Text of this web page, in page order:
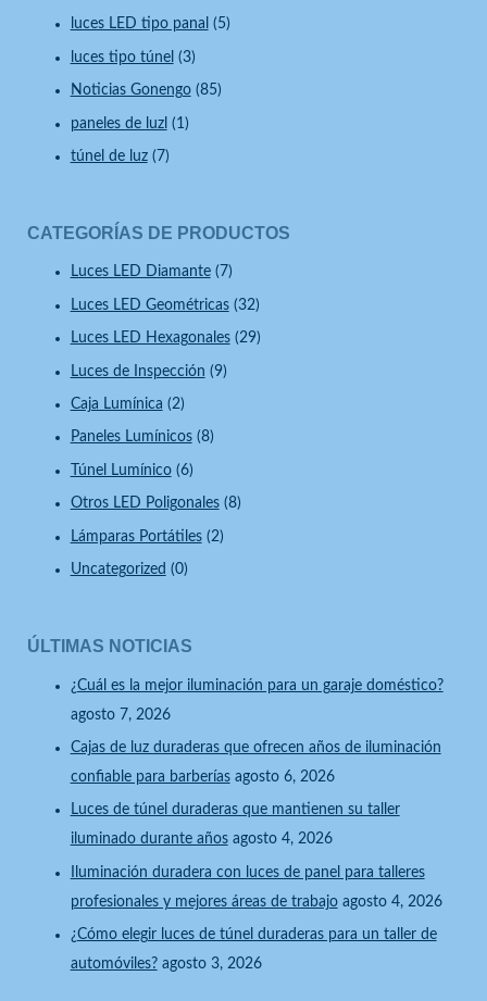
luces LED tipo panal (5)
luces tipo túnel (3)
Noticias Gonengo(85)
paneles de luzl (1)
túnel de luz(7)
CATEGORÍAS DE PRODUCTOS
Luces LED Diamante (7)
Luces LED Geométricas (32)
Luces LED Hexagonales (29)
Luces de Inspección (9)
Caja Lumínica (2)
Paneles Lumínicos (8)
Túnel Lumínico (6)
Otros LED Poligonales (8)
Lámparas Portátiles (2)
Uncategorized (0)
ÚLTIMAS NOTICIAS
¿Cuál es la mejor iluminación para un garaje doméstico?
agosto 7, 2026
Cajas de luz duraderas que ofrecen años de iluminación
confiable para barberías agosto 6, 2026
Luces de túnel duraderas que mantienen su taller
iluminado durante años agosto 4, 2026
Iluminación duradera con luces de panel para talleres
profesionales y mejores áreas de trabajo agosto 4, 2026
¿Cómo elegir luces de túnel duraderas para un taller de
automóviles? agosto 3, 2026